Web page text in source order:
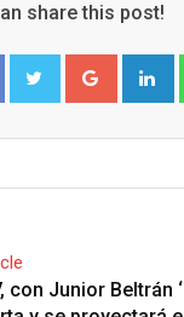
share this post!
Google+
con Junior Beltrán